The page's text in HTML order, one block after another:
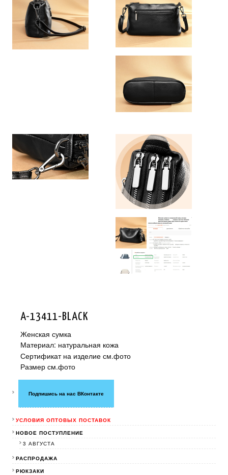
A-13411-BLACK
Женская сумка
Материал: натуральная кожа
Сертификат на изделие см.фото
Размер см.фото
Подпишись на нас ВКонтакте
УСЛОВИЯ ОПТОВЫХ ПОСТАВОК
НОВОЕ ПОСТУПЛЕНИЕ
3 АВГУСТА
РАСПРОДАЖА
РЮКЗАКИ